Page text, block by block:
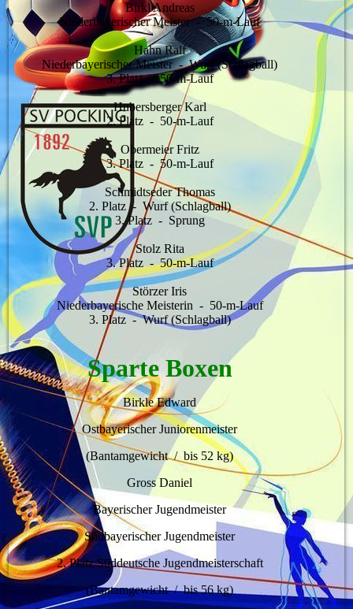
Birkl Andreas
Niederbayerischer Meister - 50-m-Lauf
Hahn Ralf
Niederbayerischer Meister - Wurf (Schlagball)
3. Platz - 50-m-Lauf
Hubersberger Karl
2. Platz - 50-m-Lauf
Obermeier Fritz
3. Platz - 50-m-Lauf
Schmidtseder Thomas
2. Platz - Wurf (Schlagball)
3. Platz - Sprung
Stolz Rita
3. Platz - 50-m-Lauf
Störzer Iris
Niederbayerische Meisterin - 50-m-Lauf
3. Platz - Wurf (Schlagball)
Sparte Boxen
Birkle Edward
Ostbayerischer Juniorenmeister
(Bantamgewicht / bis 52 kg)
Gross Daniel
Bayerischer Jugendmeister
Südbayerischer Jugendmeister
2. Platz Süddeutsche Jugendmeisterschaft
(Bantamgewicht / bis 56 kg)